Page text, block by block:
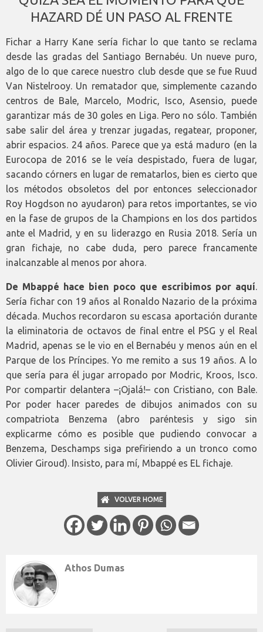
HAZARD DÉ UN PASO AL FRENTE
Fichar a Harry Kane sería fichar lo que tanto se reclama
desde las gradas del Santiago Bernabéu. Un nueve puro,
algo de lo que carece nuestro club desde que se fue Ruud
Van Nistelrooy. Un rematador que, simplemente cazando
centros de Bale, Marcelo, Modric, Isco, Asensio, puede
garantizar más de 30 goles en Liga. Pero no sólo. También
sabe salir del área y trenzar jugadas, regatear, proponer,
abrir espacios. 24 años. Parece que ya está maduro (en la
Eurocopa de 2016 se le veía despistado, fuera de lugar,
sacando córners en lugar de rematarlos, bien es cierto que
los métodos obsoletos del por entonces seleccionador
Roy Hogdson no ayudaron) para retos importantes, se vio
en la fase de grupos de la Champions en los dos partidos
ante el Madrid, y en su liderazgo en Rusia 2018. Sería un
gran fichaje, no cabe duda, pero parece francamente
inalcanzable al menos por ahora.
De Mbappé hace bien poco que escribimos por aquí.
Sería fichar con 19 años al Ronaldo Nazario de la próxima
década. Muchos recordaron su escasa aportación durante
la eliminatoria de octavos de final entre el PSG y el Real
Madrid, apenas se le vio en el Bernabéu y menos aún en el
Parque de los Príncipes. Yo me remito a sus 19 años. A lo
que sería para él jugar arropado por Modric, Kroos, Isco.
Por compartir delantera –¡Ojalá!– con Cristiano, con Bale.
Por poder hacer paredes de dibujos animados con su
compatriota Benzema (abro paréntesis y sigo sin
explicarme cómo es posible que pudiendo convocar a
Benzema, Deschamps siga prefiriendo a un tronco como
Olivier Giroud). Insisto, para mí, Mbappé es EL fichaje.
VOLVER HOME
Athos Dumas